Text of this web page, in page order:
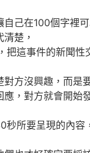
自己在100個字裡
楚，
把這事件的新聞性
對方沒興趣，而是
應，對方就會開始
秒所要呈現的內容